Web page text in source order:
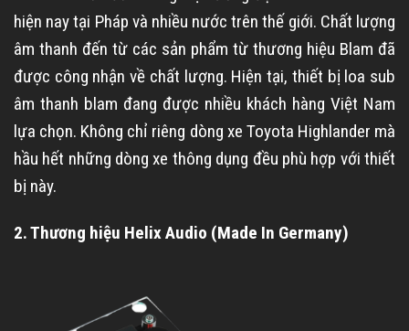
hiện nay tại Pháp và nhiều nước trên thế giới. Chất lượng
âm thanh đến từ các sản phẩm từ thương hiệu Blam đã
được công nhận về chất lượng. Hiện tại, thiết bị loa sub
âm thanh blam đang được nhiều khách hàng Việt Nam
lựa chọn. Không chỉ riêng dòng xe Toyota Highlander mà
hầu hết những dòng xe thông dụng đều phù hợp với thiết
bị này.
2. Thương hiệu Helix Audio (Made In Germany)